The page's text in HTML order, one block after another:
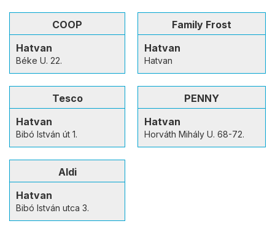
COOP
Hatvan
Béke U. 22.
Family Frost
Hatvan
Hatvan
Tesco
Hatvan
Bibó István út 1.
PENNY
Hatvan
Horváth Mihály U. 68-72.
Aldi
Hatvan
Bibó István utca 3.